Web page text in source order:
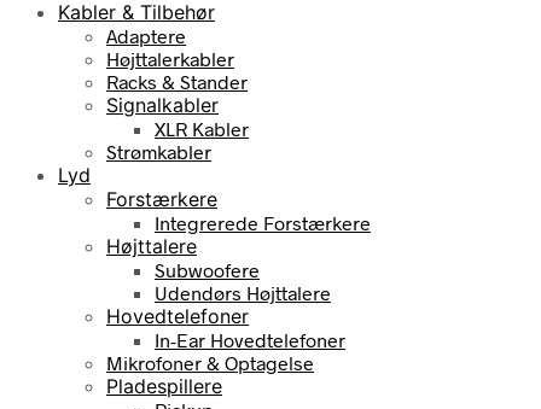
Kabler & Tilbehør
Adaptere
Højttalerkabler
Racks & Stander
Signalkabler
XLR Kabler
Strømkabler
Lyd
Forstærkere
Integrerede Forstærkere
Højttalere
Subwoofere
Udendørs Højttalere
Hovedtelefoner
In-Ear Hovedtelefoner
Mikrofoner & Optagelse
Pladespillere